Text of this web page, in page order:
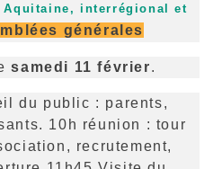
Aquitaine, interrégional et
générales
samedi 11 février.
du public : parents,
10h réunion : tour
recrutement,